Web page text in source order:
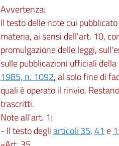
Avvertenza:
Il testo delle note qui
materia, ai sensi dell'art. 10,
promulgazione delle leggi,
sulle pubblicazioni ufficiali
1985, n. 1092, al solo fine di
quali è operato il rinvio.
trascritti.
Note all'art. 1:
- Il testo degliarticoli 35,41 e